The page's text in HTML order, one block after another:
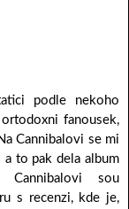
podle nekoho
fanousek,
Cannibalovi se mi
a to pak dela album
sou
s recenzi, kde je,